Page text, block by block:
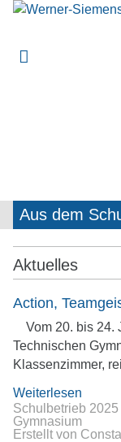
Aus dem
Aktuelles
Action,
Vom 20. bis 24.
Technischen
Klassenzimmer,
Weiterlesen
Schulbetrieb 2025
Gymnasium
Erstellt von